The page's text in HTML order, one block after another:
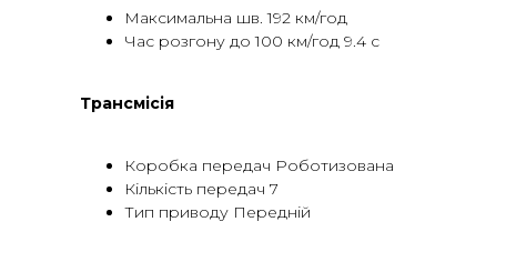
Максимальна шв. 192 км/год
Час розгону до 100 км/год 9.4 с
Трансмісія
Коробка передач Роботизована
Кількість передач 7
Тип приводу Передній